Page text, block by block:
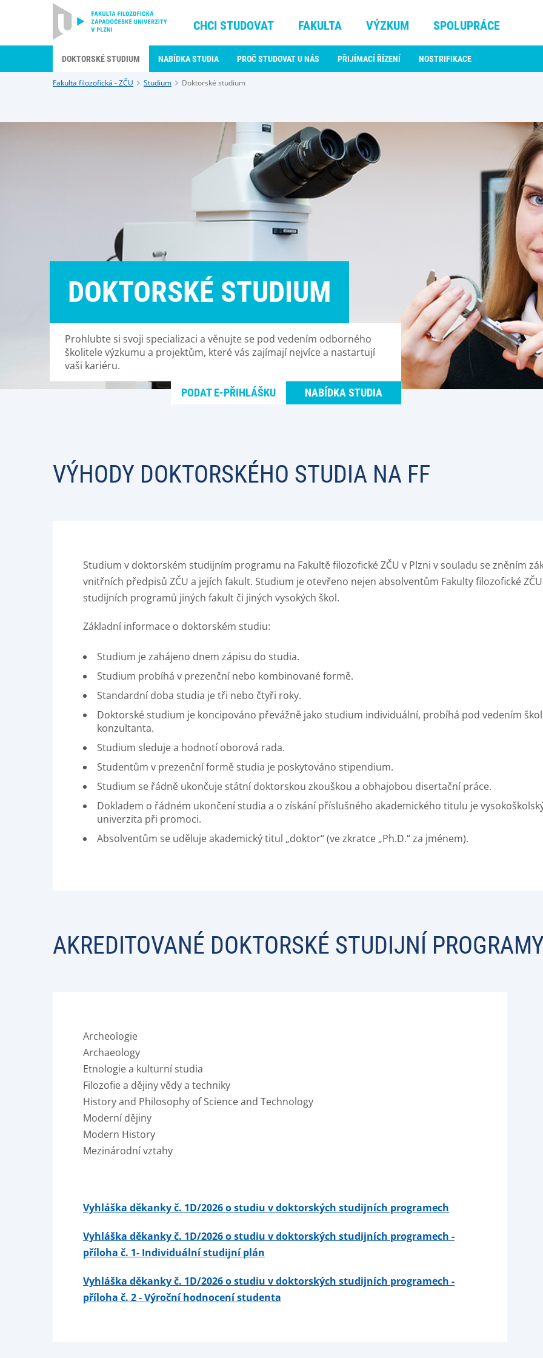
CHCI STUDOVAT FAKULTA VÝZKUM SPOLUPRÁCE
DOKTORSKÉ STUDIUM NABÍDKA STUDIA PROČ STUDOVAT U NÁS PŘIJÍMACÍ ŘÍZENÍ NOSTRIFIKACE
Fakulta filozofická - ZČU Studium Doktorské studium
DOKTORSKÉ STUDIUM
Prohlubte si svoji specializaci a věnujte se pod vedením odborného
školitele výzkumu a projektům, které vás zajímají nejvíce a nastartují
vaši kariéru.
NABÍDKA STUDIA
PODAT E-PŘIHLÁŠKU
VÝHODY DOKTORSKÉHO STUDIA NA FF
Studium v doktorském studijním programu na Fakultě filozofické ZČU v Plzni v souladu se zněním
vnitřních předpisů ZČU a jejích fakult. Studium je otevřeno nejen absolventům Fakulty filozofické
studijních programů jiných fakult či jiných vysokých škol.
Základní informace o doktorském studiu:
Studium je zahájeno dnem zápisu do studia.
Studium probíhá v prezenční nebo kombinované formě.
Standardní doba studia je tři nebo čtyři roky.
Doktorské studium je koncipováno převážně jako studium individuální, probíhá pod vedením
konzultanta.
Studium sleduje a hodnotí oborová rada.
Studentům v prezenční formě studia je poskytováno stipendium.
Studium se řádně ukončuje státní doktorskou zkouškou a obhajobou disertační práce.
Dokladem o řádném ukončení studia a o získání příslušného akademického titulu je
univerzita při promoci.
Absolventům se uděluje akademický titul „doktor“ (ve zkratce „Ph.D.“ za jménem).
AKREDITOVANÉ DOKTORSKÉ STUDIJNÍ
Archeologie
Archaeology
Etnologie a kulturní studia
Filozofie a dějiny vědy a techniky
History and Philosophy of Science and Technology
Moderní dějiny
Modern History
Mezinárodní vztahy
Vyhláška děkanky č. 1D/2026 o studiu v doktorských studijních programech
Vyhláška děkanky č. 1D/2026 o studiu v doktorských studijních programech -
příloha č. 1- Individuální studijní plán
Vyhláška děkanky č. 1D/2026 o studiu v doktorských studijních programech -
příloha č. 2 - Výroční hodnocení studenta